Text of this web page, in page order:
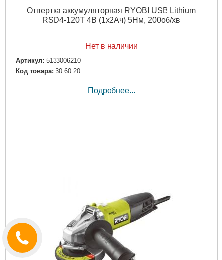
Отвертка аккумуляторная RYOBI USB Lithium
RSD4-120T 4В (1х2Ач) 5Нм, 200об/хв
Нет в наличии
Артикул: 5133006210
Код товара: 30.60.20
Подробнее...